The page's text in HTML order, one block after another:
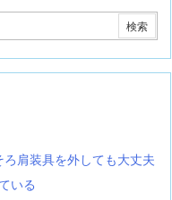
肩装具を外しても大丈夫
いる